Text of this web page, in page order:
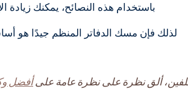
باستخدام هذه النصائح، يمكنك زيادة
لذلك فإن مسك الدفاتر المنظم جيدًا هو
ألق نظرة على نظرة عامة علىأفضل